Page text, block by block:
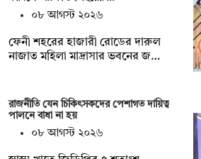
০৮ আগস্ট ২০২৬
ফেনী শহরের হাজারী রোডের দারুল
নাজাত মহিলা মাদ্রাসার ভবনের জ…
রাজনীতি যেন চিকিৎসকদের পেশাগত দায়িত্ব
পালনে বাধা না হয়
০৮ আগস্ট ২০২৬